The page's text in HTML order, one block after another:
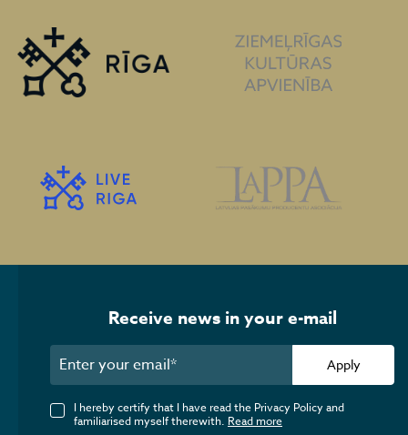
Receive news in your e-mail
Apply
I hereby certify that I have read the Privacy Policy and
familiarised myself therewith. Read more